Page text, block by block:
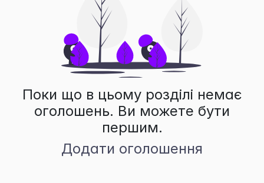
Поки що в цьому розділі немає
оголошень. Ви можете бути
першим.
Додати оголошення